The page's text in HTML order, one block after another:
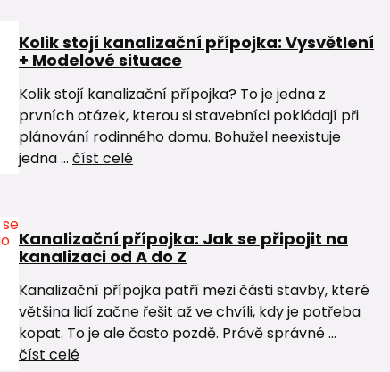
Kolik stojí kanalizační přípojka: Vysvětlení
+ Modelové situace
Kolik stojí kanalizační přípojka? To je jedna z
prvních otázek, kterou si stavebníci pokládají při
plánování rodinného domu. Bohužel neexistuje
jedna ... číst celé
Kanalizační přípojka: Jak se připojit na
kanalizaci od A do Z
Kanalizační přípojka patří mezi části stavby, které
většina lidí začne řešit až ve chvíli, kdy je potřeba
kopat. To je ale často pozdě. Právě správné ...
číst celé